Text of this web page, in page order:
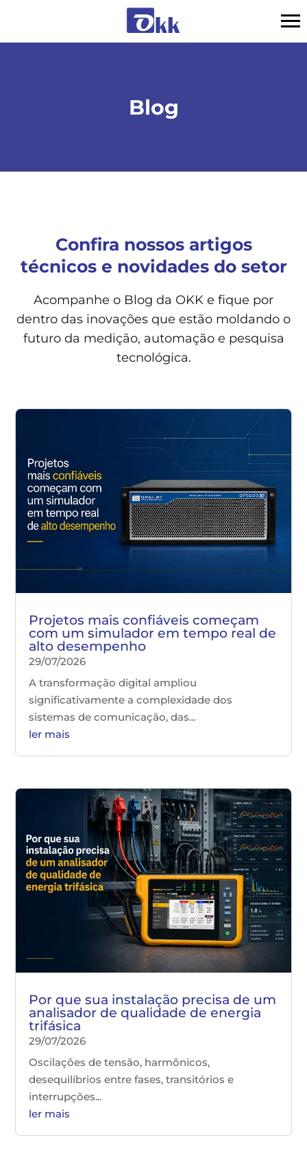
Blog
Confira nossos artigos
técnicos e novidades do setor
Acompanhe o Blog da OKK e fique por
dentro das inovações que estão moldando o
futuro da medição, automação e pesquisa
tecnológica.
Projetos mais confiáveis começam
com um simulador em tempo real de
alto desempenho
29/07/2026
A transformação digital ampliou
significativamente a complexidade dos
sistemas de comunicação, das...
ler mais
Por que sua instalação precisa de um
analisador de qualidade de energia
trifásica
29/07/2026
Oscilações de tensão, harmônicos,
desequilíbrios entre fases, transitórios e
interrupções...
ler mais